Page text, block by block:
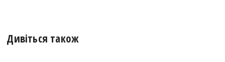
Дивіться також